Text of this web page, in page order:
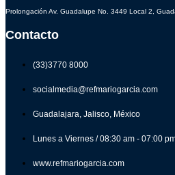
Prolongación Av. Guadalupe No. 3449 Local 2,
Contacto
(33)3770 8000
socialmedia@refmariogarcia.com
Guadalajara, Jalisco, México
Lunes a Viernes / 08:30 am - 07:00
www.refmariogarcia.com